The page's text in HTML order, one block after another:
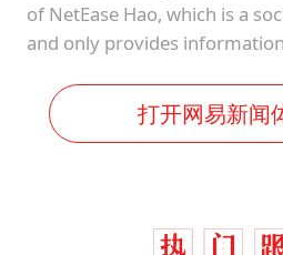
of NetEase Hao, which is a
and only provides
打开网易新闻